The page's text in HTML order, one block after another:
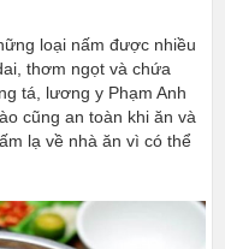
loại nấm được nhiều
thơm ngọt và chứa
tá, lương y Phạm Anh
cũng an toàn khi ăn và
lạ về nhà ăn vì có thể